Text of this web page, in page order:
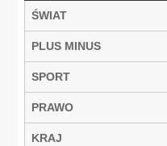
ŚWIAT
PLUS MINUS
SPORT
PRAWO
KRAJ